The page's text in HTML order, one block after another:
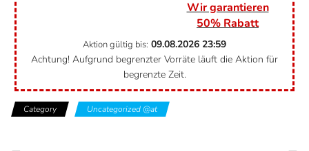
Wir garantieren
50% Rabatt
Aktion gültig bis: 09.08.2026 23:59
Achtung! Aufgrund begrenzter Vorräte läuft die Aktion für
begrenzte Zeit.
Category Uncategorized @at